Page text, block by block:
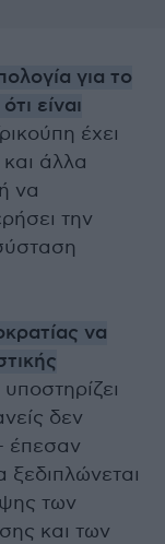
για το
είναι
έχει
άλλα
να
την
να
δεν
έπεσαν
ξεδιπλώνεται
των
και των